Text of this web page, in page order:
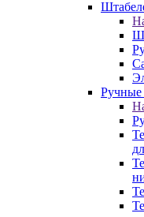
Ручные